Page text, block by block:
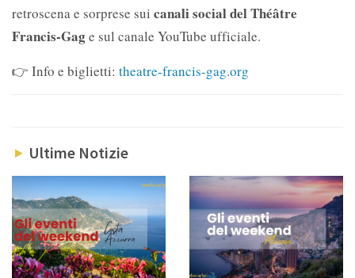
retroscena e sorprese sui canali social del Théâtre
Francis-Gage sul canale YouTube ufficiale.
👉 Info e biglietti: theatre-francis-gag.org
Ultime Notizie